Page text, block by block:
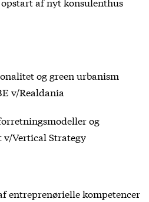
og green urbanism
v/Realdania
og
Vertical Strategy
entreprenørielle kompetencer